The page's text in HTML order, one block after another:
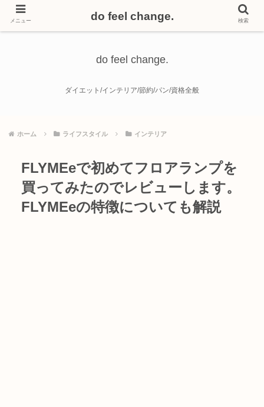
do feel change.
ダイエット/インテリア/節約/パン/資格全般
ホーム ライフスタイル インテリア
FLYMEeで初めてフロアランプを
買ってみたのでレビューします。
FLYMEeの特徴についても解説
メニュー do feel change. 検索